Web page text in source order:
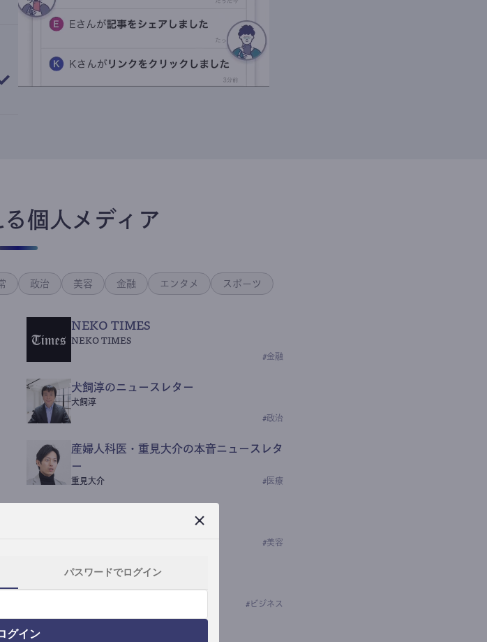
パスワードでログイン
グイン
個人メディア
政治 美容 金融 エンタメ スポーツ
NEKO TIMES
NEKO TIMES
#金融
犬飼淳のニュースレター
犬飼淳
#政治
産婦人科医・重見大介の本音ニュースレタ
ー
重見大介 # 医療
なつなつ（化粧品・皮膚科学の研究者）
#美容
ｺｯｶﾗSaaS
# ビジネス